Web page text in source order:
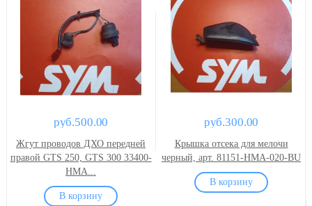
руб.500.00
Жгут проводов ДХО передней
правой GTS 250, GTS 300 33400-
HMA...
руб.300.00
Крышка отсека для мелочи
черный, арт. 81151-HMA-020-BU